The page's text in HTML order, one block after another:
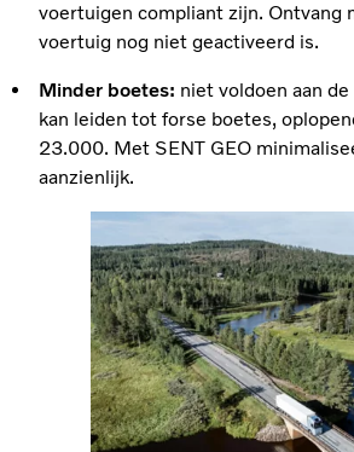
voertuigen compliant zijn. Ontvang
voertuig nog niet geactiveerd is.
Minder boetes: niet voldoen aan
kan leiden tot forse boetes,
23.000. Met SENT GEO
aanzienlijk.